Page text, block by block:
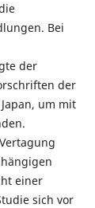
Bei
der
der
um mit
einer
sich vor